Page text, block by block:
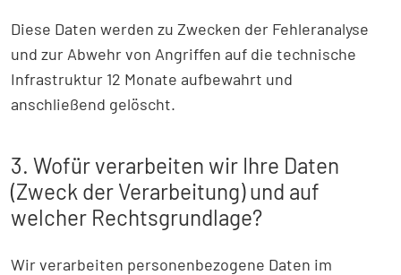
Diese Daten werden zu Zwecken der Fehleranalyse
und zur Abwehr von Angriffen auf die technische
Infrastruktur 12 Monate aufbewahrt und
anschließend gelöscht.
3. Wofür verarbeiten wir Ihre Daten
(Zweck der Verarbeitung) und auf
welcher Rechtsgrundlage?
Wir verarbeiten personenbezogene Daten im